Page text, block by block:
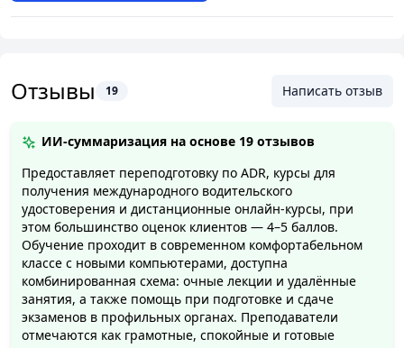
Отзывы 19 Написать отзыв
ИИ-суммаризация на основе 19 отзывов
Предоставляет переподготовку по ADR, курсы для
получения международного водительского
удостоверения и дистанционные онлайн-курсы, при
этом большинство оценок клиентов — 4–5 баллов.
Обучение проходит в современном комфортабельном
классе с новыми компьютерами, доступна
комбинированная схема: очные лекции и удалённые
занятия, а также помощь при подготовке и сдаче
экзаменов в профильных органах. Преподаватели
отмечаются как грамотные, спокойные и готовые